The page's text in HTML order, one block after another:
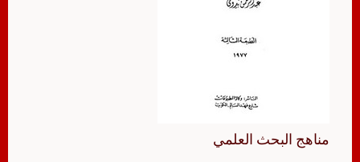
مناهج البحث العلمي